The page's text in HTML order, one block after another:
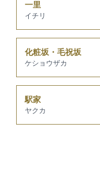
一里
イチリ
化粧坂・毛祝坂
ケショウザカ
駅家
ヤクカ